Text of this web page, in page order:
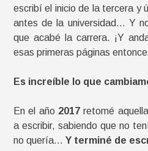
escribí el inicio de la tercera y
antes de la universidad… Y
que acabé la carrera. ¡Y
esas primeras páginas
Es increíble lo que
En el año 2017 retomé
a escribir, sabiendo que no
no quería… Y terminé de